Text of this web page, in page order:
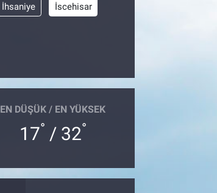
İhsaniye İscehisar
EN DÜŞÜK / EN YÜKSEK
17° / 32°